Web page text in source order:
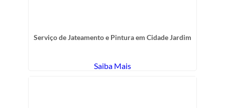
Serviço de Jateamento e Pintura em Cidade Jardim
Saiba Mais